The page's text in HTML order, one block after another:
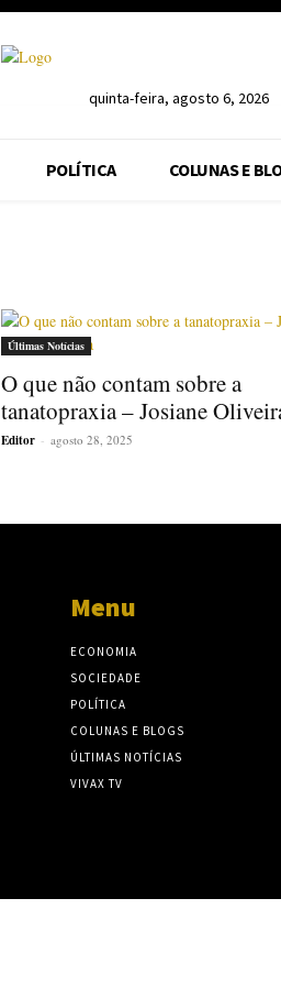
quinta-feira, agosto 6, 2026
POLÍTICA COLUNAS E
Últimas Notícias
O que não contam sobre a
tanatopraxia – Josiane
Editor - agosto 28, 2025
Menu
ECONOMIA
SOCIEDADE
POLÍTICA
COLUNAS E BLOGS
ÚLTIMAS NOTÍCIAS
VIVAX TV